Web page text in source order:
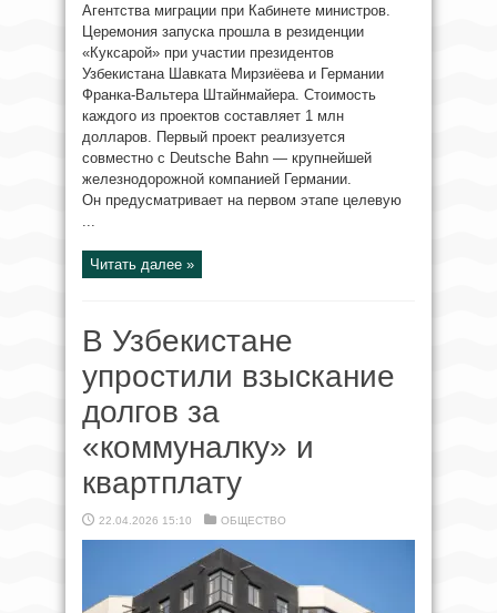
Агентства миграции при Кабинете министров.
Церемония запуска прошла в резиденции
«Куксарой» при участии президентов
Узбекистана Шавката Мирзиёева и Германии
Франка-Вальтера Штайнмайера. Стоимость
каждого из проектов составляет 1 млн
долларов. Первый проект реализуется
совместно с Deutsche Bahn — крупнейшей
железнодорожной компанией Германии.
Он предусматривает на первом этапе целевую
...
Читать далее »
В Узбекистане
упростили взыскание
долгов за
«коммуналку» и
квартплату
22.04.2026 15:10 ОБЩЕСТВО